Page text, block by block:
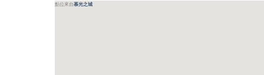
點位來自慕光之城